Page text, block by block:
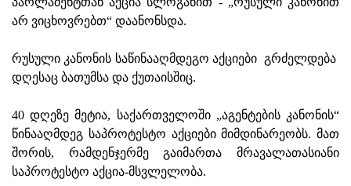
არ ვიცხოვრებთ“ დაანონსდა.
რუსული კანონის საწინააღმდეგო აქციები გრძელდება
დღესაც ბათუმსა და ქუთაისშიც.
40 დღეზე მეტია, საქართველოში „აგენტების კანონის“
წინააღმდეგ საპროტესტო აქციები მიმდინარეობს. მათ
შორის, რამდენჯერმე გაიმართა მრავალათასიანი
საპროტესტო აქცია-მსვლელობა.